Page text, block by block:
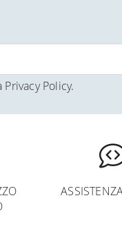
Privacy Policy.